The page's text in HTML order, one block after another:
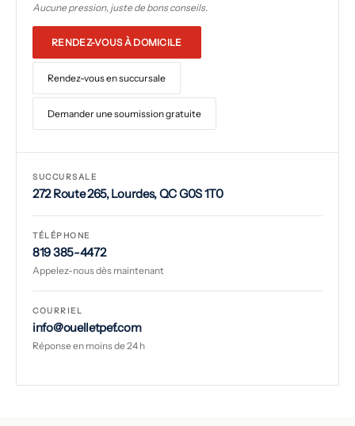
Aucune pression, juste de bons conseils.
RENDEZ-VOUS À DOMICILE
Rendez-vous en succursale
Demander une soumission gratuite
SUCCURSALE
272 Route 265, Lourdes, QC G0S 1T0
TÉLÉPHONE
819 385-4472
Appelez-nous dès maintenant
COURRIEL
info@ouelletpef.com
Réponse en moins de 24 h